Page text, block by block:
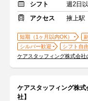
シフト
週2日
アクセス
掖上駅
短期（1ヶ月以内OK）
シルバー歓迎
シフト自
ケアスタッフィング株式会社
ケアスタッフィング株
社】